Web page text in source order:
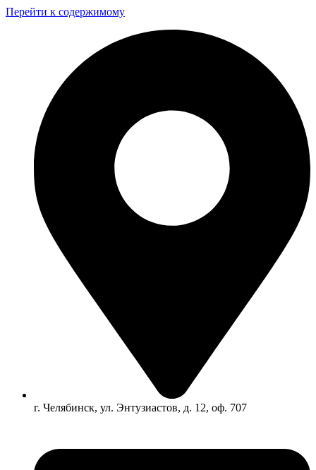
Перейти к содержимому
г. Челябинск, ул. Энтузиастов, д. 12, оф. 707